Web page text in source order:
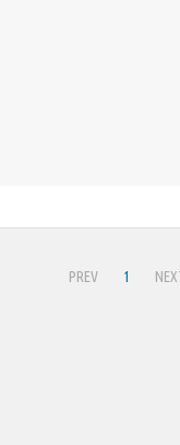
PREV 1